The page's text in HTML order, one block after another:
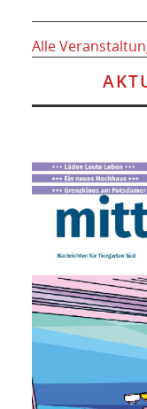
Alle